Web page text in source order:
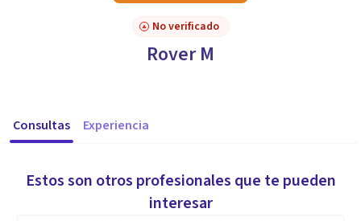
No verificado
Rover M
Consultas Experiencia
Estos son otros profesionales que te pueden
interesar